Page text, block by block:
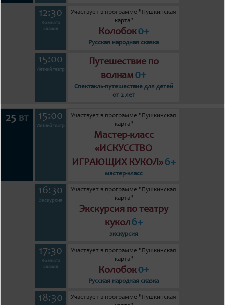
12:30
Комната
сказок
Участвует в программе "Пушкинская
карта"
Колобок0+
Русская народная сказка
15:00
Летний театр
Путешествие по
волнам0+
Спектакль-путешествие для детей
от 2 лет
25 вт 15:00
Летний театр
Участвует в программе "Пушкинская
карта"
Мастер-класс
«ИСКУССТВО
ИГРАЮЩИХ КУКОЛ»6+
мастер-класс
16:30
Экскурсия
Участвует в программе "Пушкинская
карта"
Экскурсия по театру
кукол6+
экскурсия
17:30
Комната
сказок
Участвует в программе "Пушкинская
карта"
Колобок0+
Русская народная сказка
18:30
Участвует в программе "Пушкинская